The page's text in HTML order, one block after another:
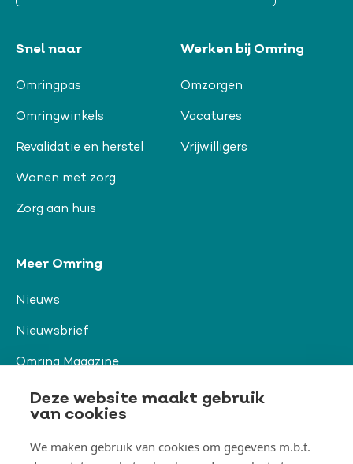
Deze website maakt gebruik
van cookies
We maken gebruik van cookies om gegevens m.b.t.
Snel naar
Omringpas
Omringwinkels
Revalidatie en herstel
Wonen met zorg
Zorg aan huis
Werken bij Omring
Omzorgen
Vacatures
Vrijwilligers
Meer Omring
Nieuws
Nieuwsbrief
Omring Magazine
Verwijzers
Organisatie & beleid